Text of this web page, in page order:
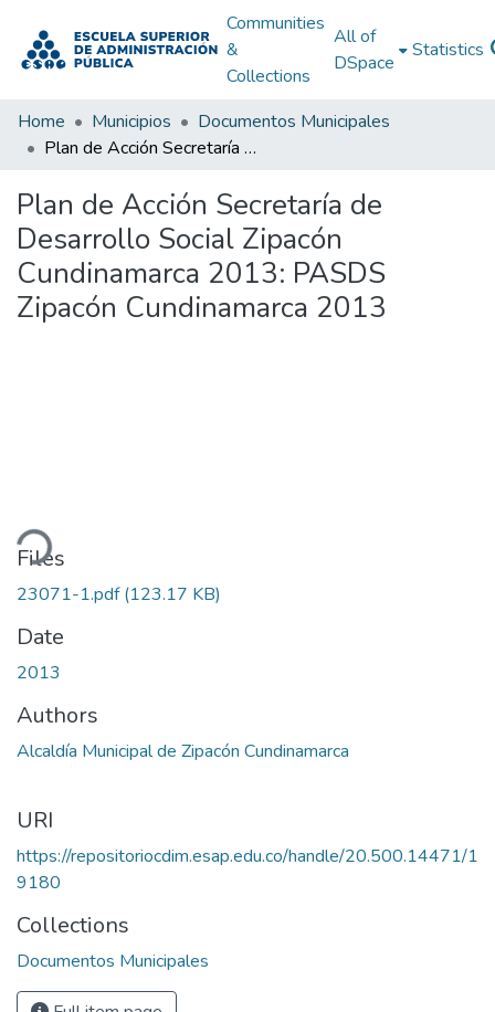
Communities
&
Collections
All of
DSpace
Statistics
Home Municipios
Documentos Municipales
Plan de Acción Secretaría de Desarrollo Social Zipacón Cundinamarca 2013: PASDS Zipacón Cundinamarca 2013
Plan de Acción Secretaría de
Desarrollo Social Zipacón
Cundinamarca 2013: PASDS
Zipacón Cundinamarca 2013
Files
23071-1.pdf(123.17 KB)
Date
2013
Authors
Alcaldía Municipal de Zipacón Cundinamarca
URI
https://repositoriocdim.esap.edu.co/handle/20.500.14471/1
9180
Collections
Documentos Municipales